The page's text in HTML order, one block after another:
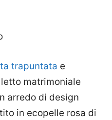
trapuntata e
matrimoniale
arredo di design
in ecopelle rosa di